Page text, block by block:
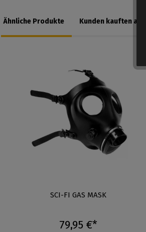
Ähnliche Produkte Kunden kauften auch
SCI-FI GAS MASK
79,95 €*